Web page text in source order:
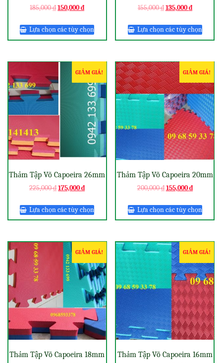
185,000₫150,000₫
Lựa chọn các tùy chọn
155,000₫135,000₫
Lựa chọn các tùy chọn
GIẢM GIÁ!
Thảm Tập Võ Capoeira 26mm
225,000₫175,000₫
Lựa chọn các tùy chọn
GIẢM GIÁ!
Thảm Tập Võ Capoeira 20mm
200,000₫155,000₫
Lựa chọn các tùy chọn
GIẢM GIÁ!
Thảm Tập Võ Capoeira 18mm
GIẢM GIÁ!
Thảm Tập Võ Capoeira 16mm